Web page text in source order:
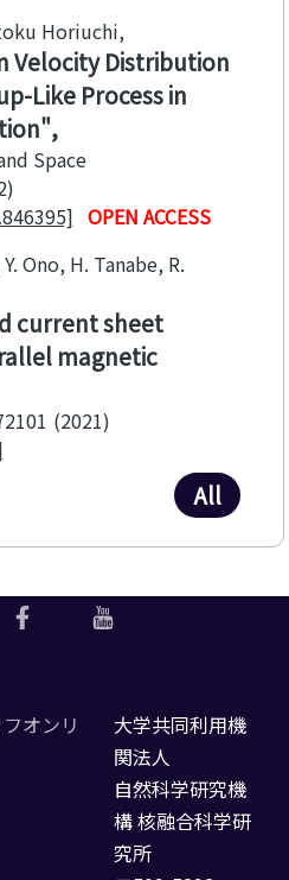
Horiuchi
Velocity Distribution
Like Process in
Space
OPEN ACCESS
Ono, H. Tanabe, R.
current sheet
magnetic
2021
All
オンリ
大学共同利用機
関法人
自然科学研究機
構 核融合科学研
究所